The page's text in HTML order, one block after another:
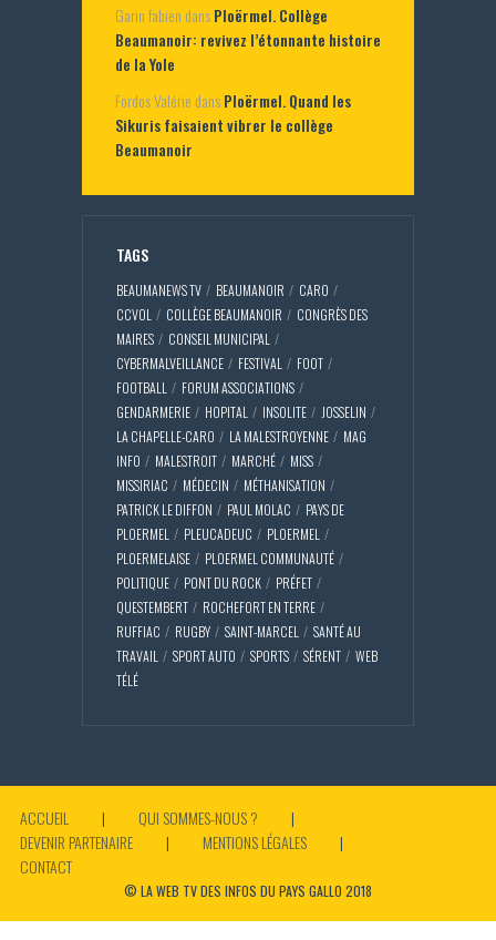
Garin fabien dansPloërmel. Collège
Beaumanoir: revivez l’étonnante histoire
de la Yole
Fordos Valérie dansPloërmel. Quand les
Sikuris faisaient vibrer le collège
Beaumanoir
TAGS
BEAUMANEWS TV BEAUMANOIR
CARO
CCVOL
COLLÈGE BEAUMANOIR
CONGRÈS DES
MAIRES
CONSEIL MUNICIPAL
CYBERMALVEILLANCE
FESTIVAL
FOOT
FOOTBALL
FORUM ASSOCIATIONS
GENDARMERIE
HOPITAL INSOLITE
JOSSELIN
LA CHAPELLE-CARO
LA MALESTROYENNE
MAG
INFO
MALESTROIT MARCHÉ
MISS
MISSIRIAC
MÉDECIN
MÉTHANISATION
PATRICK LE DIFFON
PAUL MOLAC
PAYS DE
PLOERMEL
PLEUCADEUC
PLOERMEL
PLOERMELAISE
PLOERMEL COMMUNAUTÉ
POLITIQUE
PONT DU ROCK
PRÉFET
QUESTEMBERT
ROCHEFORT EN TERRE
RUFFIAC
RUGBY SAINT-MARCEL
SANTÉ AU
TRAVAIL
SPORT AUTO SPORTS SÉRENT
WEB
TÉLÉ
ACCUEIL
QUI SOMMES-NOUS ?
DEVENIR PARTENAIRE
MENTIONS LÉGALES
CONTACT
© LA WEB TV DES INFOS DU PAYS GALLO 2018